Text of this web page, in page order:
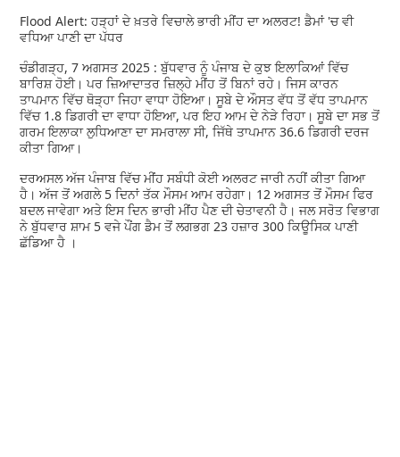
Flood Alert: ਹੜ੍ਹਾਂ ਦੇ ਖ਼ਤਰੇ ਵਿਚਾਲੇ ਭਾਰੀ ਮੀਂਹ ਦਾ ਅਲਰਟ! ਡੈਮਾਂ 'ਚ ਵੀ
ਵਧਿਆ ਪਾਣੀ ਦਾ ਪੱਧਰ
ਚੰਡੀਗੜ੍ਹ, 7 ਅਗਸਤ 2025 : ਬੁੱਧਵਾਰ ਨੂੰ ਪੰਜਾਬ ਦੇ ਕੁਝ ਇਲਾਕਿਆਂ ਵਿੱਚ
ਬਾਰਿਸ਼ ਹੋਈ। ਪਰ ਜ਼ਿਆਦਾਤਰ ਜ਼ਿਲ੍ਹੇ ਮੀਂਹ ਤੋਂ ਬਿਨਾਂ ਰਹੇ। ਜਿਸ ਕਾਰਨ
ਤਾਪਮਾਨ ਵਿੱਚ ਥੋੜ੍ਹਾ ਜਿਹਾ ਵਾਧਾ ਹੋਇਆ। ਸੂਬੇ ਦੇ ਔਸਤ ਵੱਧ ਤੋਂ ਵੱਧ ਤਾਪਮਾਨ
ਵਿੱਚ 1.8 ਡਿਗਰੀ ਦਾ ਵਾਧਾ ਹੋਇਆ, ਪਰ ਇਹ ਆਮ ਦੇ ਨੇੜੇ ਰਿਹਾ। ਸੂਬੇ ਦਾ ਸਭ ਤੋਂ
ਗਰਮ ਇਲਾਕਾ ਲੁਧਿਆਣਾ ਦਾ ਸਮਰਾਲਾ ਸੀ, ਜਿੱਥੇ ਤਾਪਮਾਨ 36.6 ਡਿਗਰੀ ਦਰਜ
ਕੀਤਾ ਗਿਆ।
ਦਰਅਸਲ ਅੱਜ ਪੰਜਾਬ ਵਿੱਚ ਮੀਂਹ ਸਬੰਧੀ ਕੋਈ ਅਲਰਟ ਜਾਰੀ ਨਹੀਂ ਕੀਤਾ ਗਿਆ
ਹੈ। ਅੱਜ ਤੋਂ ਅਗਲੇ 5 ਦਿਨਾਂ ਤੱਕ ਮੌਸਮ ਆਮ ਰਹੇਗਾ। 12 ਅਗਸਤ ਤੋਂ ਮੌਸਮ ਫਿਰ
ਬਦਲ ਜਾਵੇਗਾ ਅਤੇ ਇਸ ਦਿਨ ਭਾਰੀ ਮੀਂਹ ਪੈਣ ਦੀ ਚੇਤਾਵਨੀ ਹੈ। ਜਲ ਸਰੋਤ ਵਿਭਾਗ
ਨੇ ਬੁੱਧਵਾਰ ਸ਼ਾਮ 5 ਵਜੇ ਪੌਂਗ ਡੈਮ ਤੋਂ ਲਗਭਗ 23 ਹਜ਼ਾਰ 300 ਕਿਊਸਿਕ ਪਾਣੀ
ਛੱਡਿਆ ਹੈ ।